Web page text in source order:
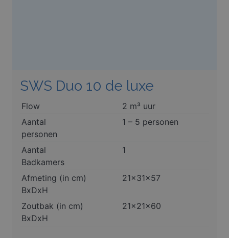
SWS Duo 10 de luxe
Flow
2 m³ uur
Aantal
personen
1 – 5 personen
Aantal
Badkamers
1
Afmeting (in cm)
BxDxH
21x31x57
Zoutbak (in cm)
BxDxH
21x21x60